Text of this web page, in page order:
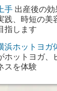
手出産後の効
践、時短の美
指します
浜ホットヨガ
ホットヨガ、
スを体験